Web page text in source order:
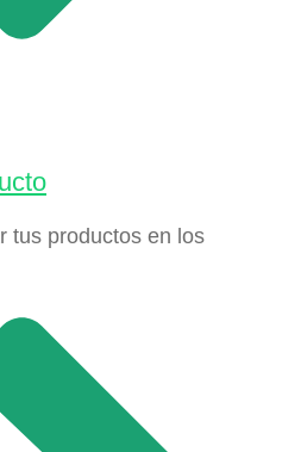
tus productos en los